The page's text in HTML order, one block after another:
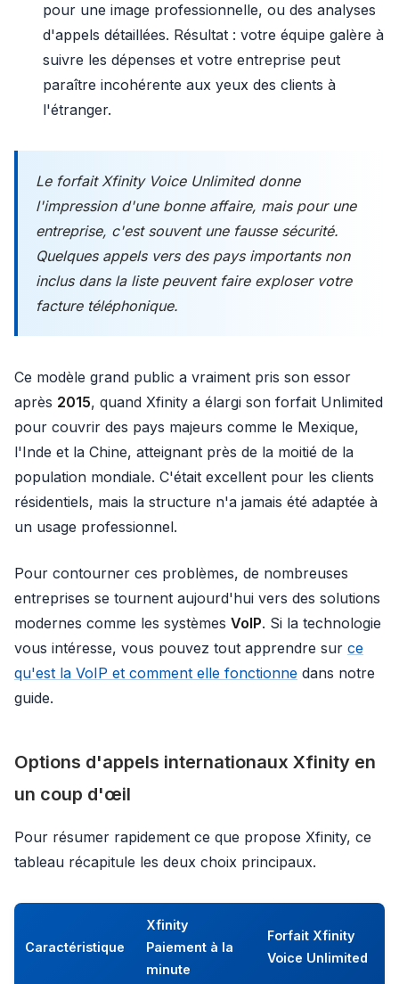
pour une image professionnelle, ou des analyses
d'appels détaillées. Résultat : votre équipe galère à
suivre les dépenses et votre entreprise peut
paraître incohérente aux yeux des clients à
l'étranger.
Le forfait Xfinity Voice Unlimited donne
l'impression d'une bonne affaire, mais pour une
entreprise, c'est souvent une fausse sécurité.
Quelques appels vers des pays importants non
inclus dans la liste peuvent faire exploser votre
facture téléphonique.
Ce modèle grand public a vraiment pris son essor
après 2015, quand Xfinity a élargi son forfait Unlimited
pour couvrir des pays majeurs comme le Mexique,
l'Inde et la Chine, atteignant près de la moitié de la
population mondiale. C'était excellent pour les clients
résidentiels, mais la structure n'a jamais été adaptée à
un usage professionnel.
Pour contourner ces problèmes, de nombreuses
entreprises se tournent aujourd'hui vers des solutions
modernes comme les systèmes VoIP. Si la technologie
vous intéresse, vous pouvez tout apprendre sur ce
qu'est la VoIP et comment elle fonctionne dans notre
guide.
Options d'appels internationaux Xfinity en
un coup d'œil
Pour résumer rapidement ce que propose Xfinity, ce
tableau récapitule les deux choix principaux.
Caractéristique
Xfinity
Paiement à la
minute
Forfait Xfinity
Voice Unlimited